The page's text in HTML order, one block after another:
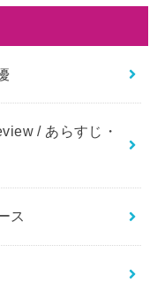
/ あらすじ・
ス